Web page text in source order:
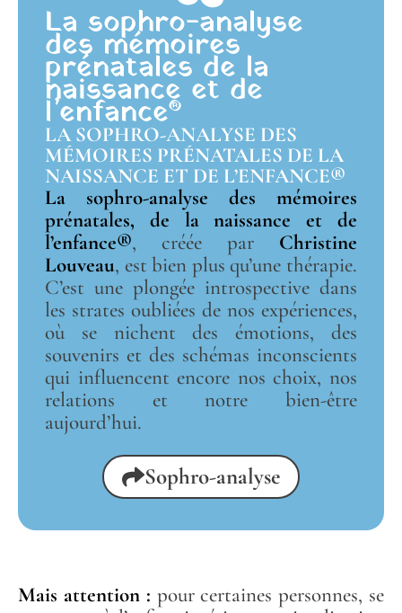
La sophro-analyse
des mémoires
prénatales de la
naissance et de
l’enfance®
LA SOPHRO-ANALYSE DES
MÉMOIRES PRÉNATALES DE LA
NAISSANCE ET DE L’ENFANCE®
La sophro-analyse des mémoires
prénatales, de la naissance et de
l’enfance®, créée par Christine
Louveau, est bien plus qu’une thérapie.
C’est une plongée introspective dans
les strates oubliées de nos expériences,
où se nichent des émotions, des
souvenirs et des schémas inconscients
qui influencent encore nos choix, nos
relations et notre bien-être
aujourd’hui.
Sophro-analyse
Mais attention : pour certaines personnes, se